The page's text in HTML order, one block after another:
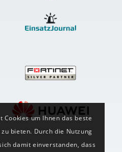
Cookies um Ihnen das beste
bieten. Durch die Nutzung
damit einverstanden, dass